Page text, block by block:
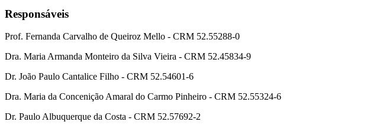
Responsáveis
Prof. Fernanda Carvalho de Queiroz Mello - CRM 52.55288-0
Dra. Maria Armanda Monteiro da Silva Vieira - CRM 52.45834-9
Dr. João Paulo Cantalice Filho - CRM 52.54601-6
Dra. Maria da Concenição Amaral do Carmo Pinheiro - CRM 52.55324-6
Dr. Paulo Albuquerque da Costa - CRM 52.57692-2